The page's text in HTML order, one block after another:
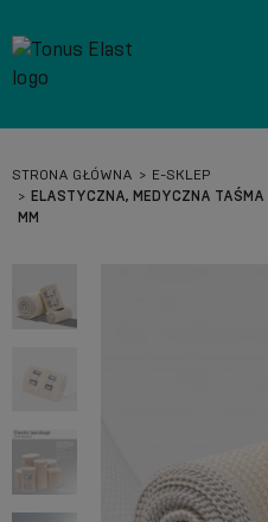
STRONA GŁÓWNA
E-SKLEP
ELASTYCZNA, MEDYCZNA TAŚMA
MM